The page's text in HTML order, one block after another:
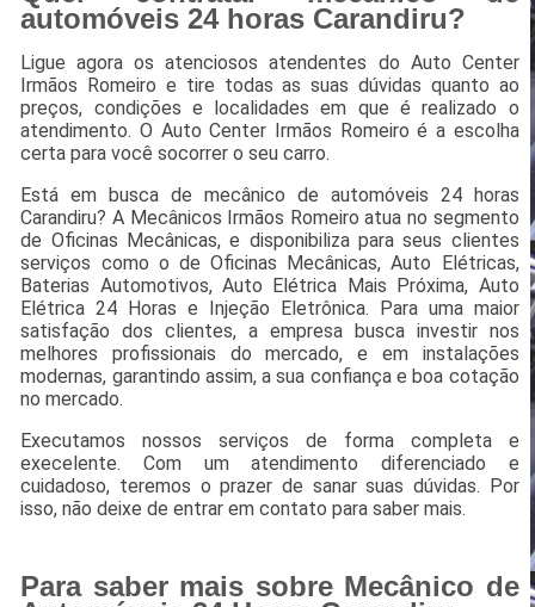
automóveis 24 horas Carandiru?
Ligue agora os atenciosos atendentes do Auto Center
Irmãos Romeiro e tire todas as suas dúvidas quanto ao
preços, condições e localidades em que é realizado o
atendimento. O Auto Center Irmãos Romeiro é a escolha
certa para você socorrer o seu carro.
Está em busca de mecânico de automóveis 24 horas
Carandiru? A Mecânicos Irmãos Romeiro atua no segmento
de Oficinas Mecânicas, e disponibiliza para seus clientes
serviços como o de Oficinas Mecânicas, Auto Elétricas,
Baterias Automotivos, Auto Elétrica Mais Próxima, Auto
Elétrica 24 Horas e Injeção Eletrônica. Para uma maior
satisfação dos clientes, a empresa busca investir nos
melhores profissionais do mercado, e em instalações
modernas, garantindo assim, a sua confiança e boa cotação
no mercado.
Executamos nossos serviços de forma completa e
execelente. Com um atendimento diferenciado e
cuidadoso, teremos o prazer de sanar suas dúvidas. Por
isso, não deixe de entrar em contato para saber mais.
Para saber mais sobre Mecânico de